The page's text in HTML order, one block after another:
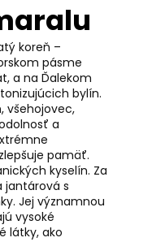
koreň –
pásme
a na Ďalekom
bylín.
všehojovec,
a
pamäť.
kyselín. Za
jantárová s
Jej významnou
vysoké
látky, ako